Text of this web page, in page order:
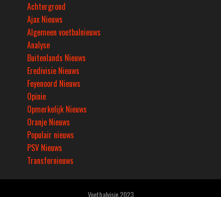
Achtergrond
Ajax Nieuws
Algemeen voetbalnieuws
Analyse
Buitenlands Nieuws
Eredivisie Nieuws
Feyenoord Nieuws
Opinie
Opmerkelijk Nieuws
Oranje Nieuws
Populair nieuws
PSV Nieuws
Transfernieuws
Voetbalvisie 2023